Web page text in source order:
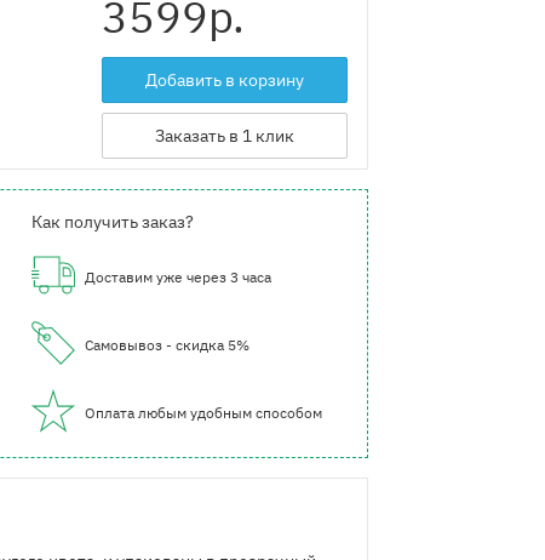
3599р.
Добавить в корзину
Заказать в 1 клик
Как получить заказ?
Доставим уже через 3 часа
Самовывоз - скидка 5%
Оплата любым удобным способом